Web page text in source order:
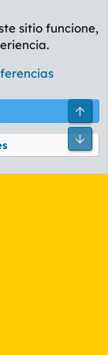
Ayuda
Ltd.
sitio funcione,
Pie